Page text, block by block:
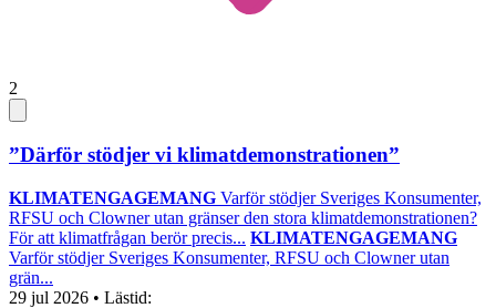
2
”Därför stödjer vi klimatdemonstrationen”
KLIMATENGAGEMANG Varför stödjer Sveriges Konsumenter,
RFSU och Clowner utan gränser den stora klimatdemonstrationen?
För att klimatfrågan berör precis... KLIMATENGAGEMANG
Varför stödjer Sveriges Konsumenter, RFSU och Clowner utan
grän...
29 jul 2026 • Lästid: